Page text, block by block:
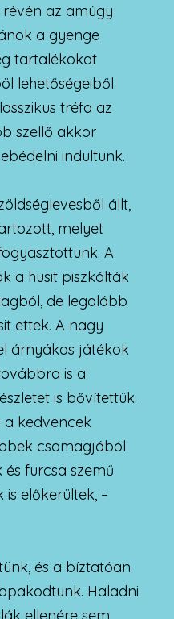
az amúgy
a gyenge
tartalékokat
lehetőségeiből.
tréfa az
szellő akkor
indultunk.
állt,
melyet
A
a husit piszkálták
de legalább
ettek. A nagy
árnyákos játékok
is a
is bővítettük.
a kedvencek
csomagjából
furcsa szemű
előkerültek, –
és a bíztatóan
Haladni
ellenére sem